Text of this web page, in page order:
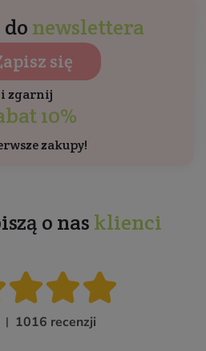
newslettera
się
i zgarnij
10%
zakupy!
o nas klienci